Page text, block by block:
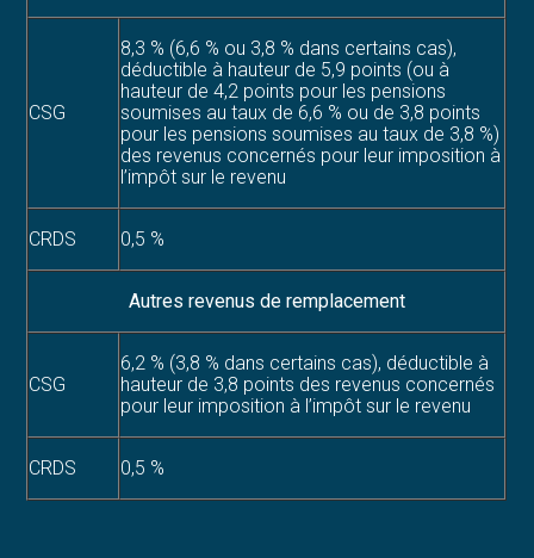
CSG
8,3 % (6,6 % ou 3,8 % dans certains cas),
déductible à hauteur de 5,9 points (ou à
hauteur de 4,2 points pour les pensions
soumises au taux de 6,6 % ou de 3,8 points
pour les pensions soumises au taux de 3,8 %)
des revenus concernés pour leur imposition à
l’impôt sur le revenu
CRDS 0,5 %
Autres revenus de remplacement
CSG
6,2 % (3,8 % dans certains cas), déductible à
hauteur de 3,8 points des revenus concernés
pour leur imposition à l’impôt sur le revenu
CRDS 0,5 %